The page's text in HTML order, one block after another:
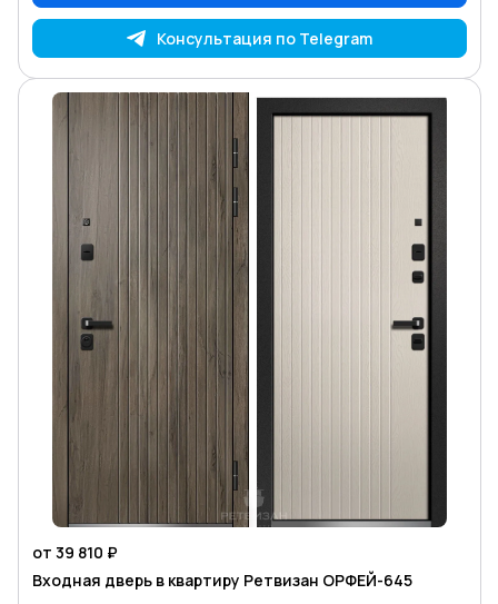
Консультация по Telegram
от 39 810 ₽
Входная дверь в квартиру Ретвизан ОРФЕЙ-645